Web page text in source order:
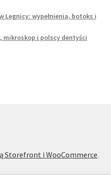
Legnicy: wypełnienia, botoks i
mikroskop i polscy dentyści
Storefront i WooCommerce.